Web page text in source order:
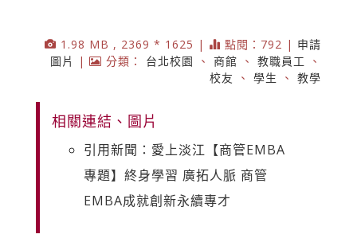
1.98 MB , 2369 * 1625 | 點閱：792 | 申請
圖片
| 分類： 台北校園 、 商館 、 教職員工
、
校友
、 學生 、 教學
相關連結、圖片
引用新聞：愛上淡江【商管EMBA
專題】終身學習 廣拓人脈 商管
EMBA成就創新永續專才